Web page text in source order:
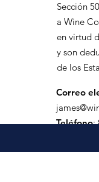
Sección
a Wine
en virtud
y son
de los
Correo
Teléfono: